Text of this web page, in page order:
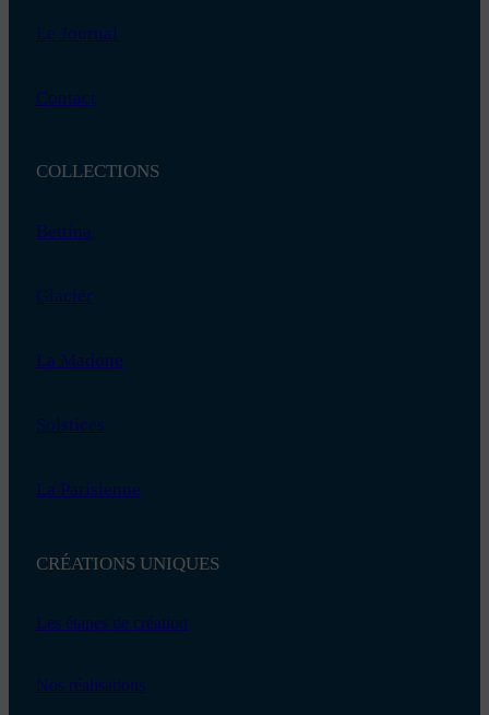
Le Journal
Contact
COLLECTIONS
Bettina
Glacier
La Madone
Solstices
La Parisienne
CRÉATIONS UNIQUES
Les étapes de création
Nos réalisations